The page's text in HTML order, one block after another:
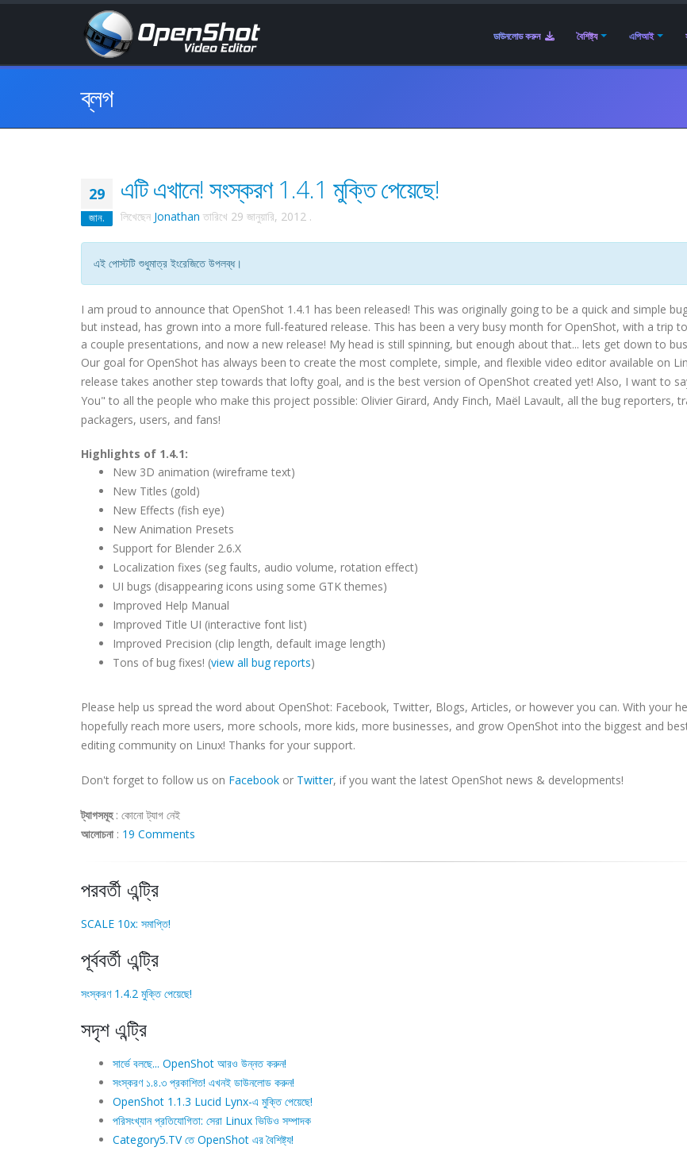
ডাউনলোড করুন বৈশিষ্ট্য এপিআই
ব্লগ
29
জান.
এটি এখানে! সংস্করণ 1.4.1 মুক্তি পেয়েছে!
লিখেছেন Jonathan তারিখে 29 জানুয়ারি, 2012 .
এই পোস্টটি শুধুমাত্র ইংরেজিতে উপলব্ধ।
I am proud to announce that OpenShot 1.4.1 has been released! This was originally going to be a quick and simple
but instead, has grown into a more full-featured release. This has been a very busy month for OpenShot, with a trip to
a couple presentations, and now a new release! My head is still spinning, but enough about that... lets get down to
Our goal for OpenShot has always been to create the most complete, simple, and flexible video editor available on
release takes another step towards that lofty goal, and is the best version of OpenShot created yet! Also, I want to
You" to all the people who make this project possible: Olivier Girard, Andy Finch, Maël Lavault, all the bug reporters,
packagers, users, and fans!
Highlights of 1.4.1:
New 3D animation (wireframe text)
New Titles (gold)
New Effects (fish eye)
New Animation Presets
Support for Blender 2.6.X
Localization fixes (seg faults, audio volume, rotation effect)
UI bugs (disappearing icons using some GTK themes)
Improved Help Manual
Improved Title UI (interactive font list)
Improved Precision (clip length, default image length)
Tons of bug fixes! (view all bug reports)
Please help us spread the word about OpenShot: Facebook, Twitter, Blogs, Articles, or however you can. With your
hopefully reach more users, more schools, more kids, more businesses, and grow OpenShot into the biggest and
editing community on Linux! Thanks for your support.
Don't forget to follow us on Facebook or Twitter, if you want the latest OpenShot news & developments!
ট্যাগসমূহ: কোনো ট্যাগ নেই
আলোচনা: 19 Comments
পরবর্তী এন্ট্রি
SCALE 10x: সমাপ্তি!
পূর্ববর্তী এন্ট্রি
সংস্করণ 1.4.2 মুক্তি পেয়েছে!
সদৃশ এন্ট্রি
সার্ভে বলছে... OpenShot আরও উন্নত করুন!
সংস্করণ ১.৪.৩ প্রকাশিত! এখনই ডাউনলোড করুন!
OpenShot 1.1.3 Lucid Lynx-এ মুক্তি পেয়েছে!
পরিসংখ্যান প্রতিযোগিতা: সেরা Linux ভিডিও সম্পাদক
Category5.TV তে OpenShot এর বৈশিষ্ট্য!